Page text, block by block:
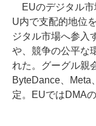
EUのデジタル市
U内で支配的地位
ジタル市場へ参入
や、競争の公平な
れた。グーグル親
ByteDance、Meta
定。EUではDMA